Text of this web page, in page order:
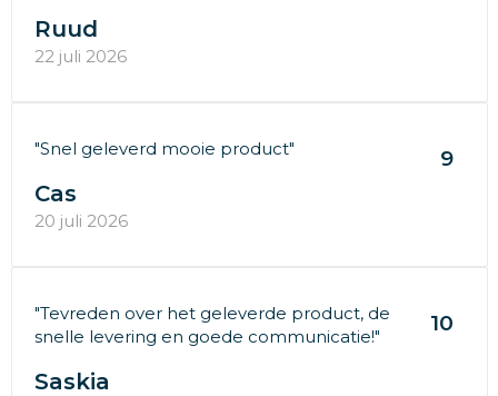
Ruud
22 juli 2026
"Snel geleverd mooie product" 9
Cas
20 juli 2026
"Tevreden over het geleverde product, de
snelle levering en goede communicatie!"
10
Saskia